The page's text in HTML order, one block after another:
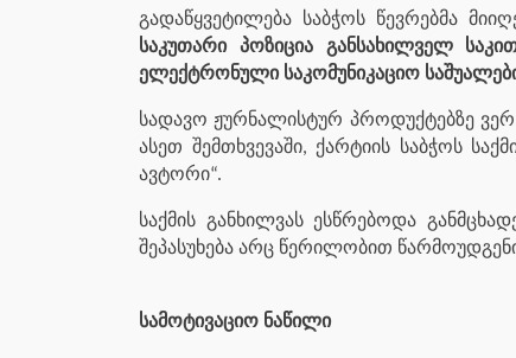
გადაწყვეტილება საბჭოს წევრებმა
საკუთარი პოზიცია განსახილველ
ელექტრონული საკომუნიკაციო
სადავო ჟურნალისტურ პროდუქტებზე
ასეთ შემთხვევაში, ქარტიის საბჭოს
ავტორი“.
საქმის განხილვას ესწრებოდა
შეპასუხება არც წერილობით
სამოტივაციო ნაწილი